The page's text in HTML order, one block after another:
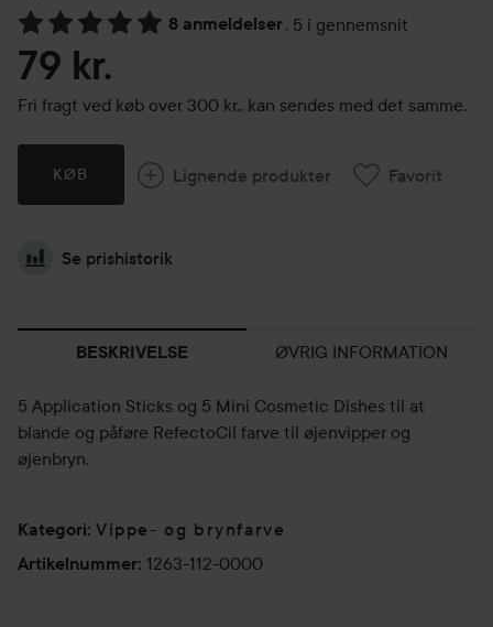
8 anmeldelser, 5 i gennemsnit
Gå til Anmeldelser & kommentarer
79 kr.
Fri fragt ved køb over 300 kr., kan sendes med det samme.
KØB Lignende produkter Favorit
Se prishistorik
BESKRIVELSE ØVRIG INFORMATION
5 Application Sticks og 5 Mini Cosmetic Dishes til at
blande og påføre RefectoCil farve til øjenvipper og
øjenbryn.
Kategori: Vippe- og brynfarve
Artikelnummer: 1263-112-0000